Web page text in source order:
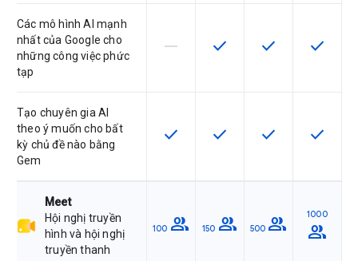
Các mô hình AI mạnh
nhất của Google cho
những công việc phức
tạp
SKU này không hỗ trợ tính năng này
horizontal_rule SKU có hỗ trợ tính năng
check SKU có hỗ trợ
check SKU có
check
Tạo chuyên gia AI
theo ý muốn cho bất
kỳ chủ đề nào bằng
Gem
SKU có hỗ trợ tính năng này
check SKU có hỗ trợ tính năng
check SKU có hỗ trợ
check SKU có
check
Meet
Hội nghị truyền
hình và hội nghị
truyền thanh
100 group 150 group 500 group 1000
group